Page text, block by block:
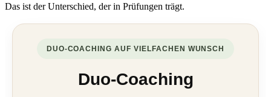
Das ist der Unterschied, der in Prüfungen trägt.
DUO-COACHING AUF VIELFACHEN WUNSCH
Duo-Coaching